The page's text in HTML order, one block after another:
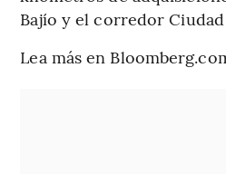
Bajío y el corredor
Lea más en